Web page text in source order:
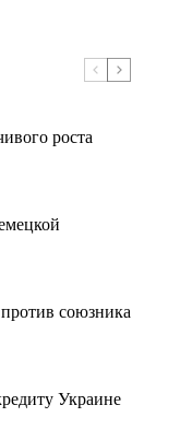
роста
союзника
Украине